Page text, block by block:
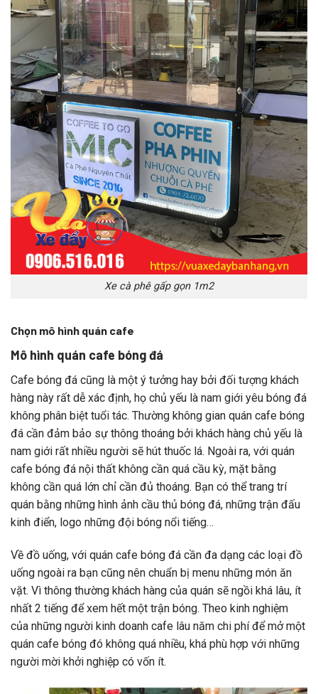
Xe cà phê gấp gọn 1m2
Chọn mô hình quán cafe
Mô hình quán cafe bóng đá
Cafe bóng đá cũng là một ý tưởng hay bởi đối tượng khách
hàng này rất dễ xác định, họ chủ yếu là nam giới yêu bóng đá
không phân biệt tuổi tác. Thường không gian quán cafe bóng
đá cần đảm bảo sự thông thoáng bởi khách hàng chủ yếu là
nam giới rất nhiều người sẽ hút thuốc lá. Ngoài ra, với quán
cafe bóng đá nội thất không cần quá cầu kỳ, mặt bằng
không cần quá lớn chỉ cần đủ thoáng. Bạn có thể trang trí
quán bằng những hình ảnh cầu thủ bóng đá, những trận đấu
kinh điển, logo những đội bóng nổi tiếng…
Về đồ uống, với quán cafe bóng đá cần đa dạng các loại đồ
uống ngoài ra bạn cũng nên chuẩn bị menu những món ăn
vặt. Vì thông thường khách hàng của quán sẽ ngồi khá lâu, ít
nhất 2 tiếng để xem hết một trận bóng. Theo kinh nghiệm
của những người kinh doanh cafe lâu năm chi phí để mở một
quán cafe bóng đó không quá nhiều, khá phù hợp với những
người mời khởi nghiệp có vốn ít.